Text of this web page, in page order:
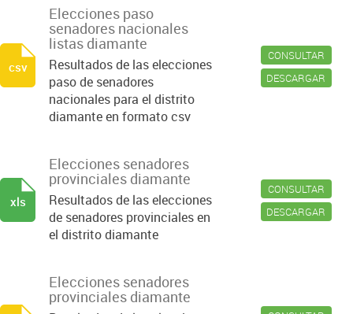
CONSULTAR
DESCARGAR
Elecciones paso
senadores nacionales
listas diamante
Resultados de las elecciones
paso de senadores
nacionales para el distrito
diamante en formato csv
csv
CONSULTAR
DESCARGAR
Elecciones senadores
provinciales diamante
Resultados de las elecciones
de senadores provinciales en
el distrito diamante
xls
Elecciones senadores
provinciales diamante